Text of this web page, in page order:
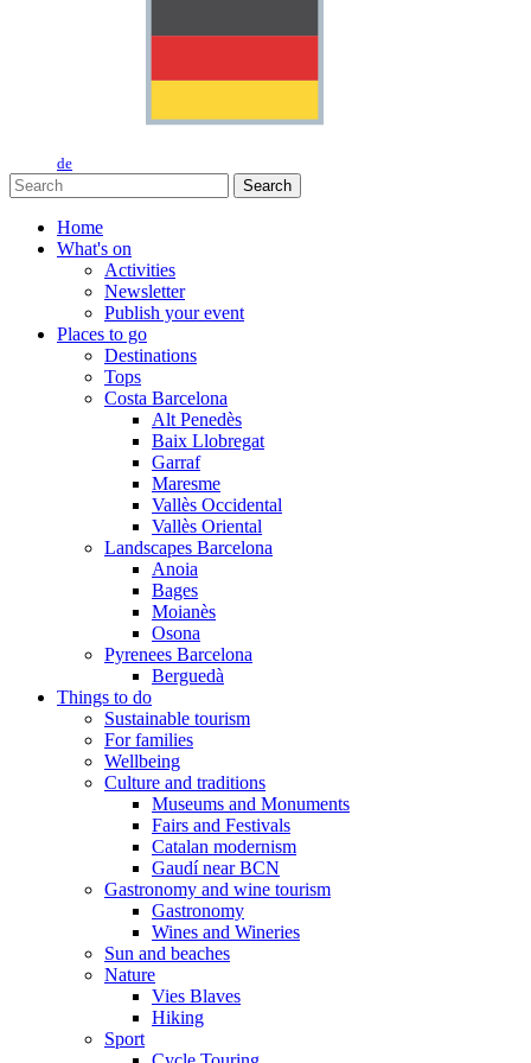
de
Search
Home
What's on
Activities
Newsletter
Publish your event
Places to go
Destinations
Tops
Costa Barcelona
Alt Penedès
Baix Llobregat
Garraf
Maresme
Vallès Occidental
Vallès Oriental
Landscapes Barcelona
Anoia
Bages
Moianès
Osona
Pyrenees Barcelona
Berguedà
Things to do
Sustainable tourism
For families
Wellbeing
Culture and traditions
Museums and Monuments
Fairs and Festivals
Catalan modernism
Gaudí near BCN
Gastronomy and wine tourism
Gastronomy
Wines and Wineries
Sun and beaches
Nature
Vies Blaves
Hiking
Sport